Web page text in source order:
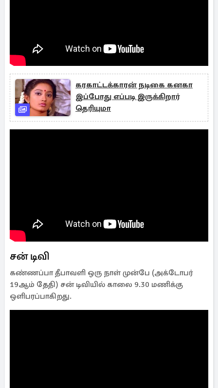
கரகாட்டக்காரன் நடிகை கனகா
இப்போது எப்படி இருக்கிறார்
தெரியுமா
சன் டிவி
கண்ணப்பா தீபாவளி ஒரு நாள் முன்பே (அக்டோபர்
19ஆம் தேதி) சன் டிவியில் காலை 9.30 மணிக்கு
ஒளிபரப்பாகிறது.